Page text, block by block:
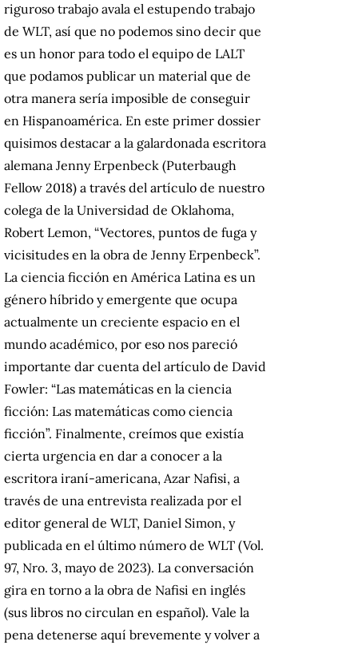
riguroso trabajo avala el estupendo trabajo
de WLT, así que no podemos sino decir que
es un honor para todo el equipo de LALT
que podamos publicar un material que de
otra manera sería imposible de conseguir
en Hispanoamérica. En este primer dossier
quisimos destacar a la galardonada escritora
alemana Jenny Erpenbeck (Puterbaugh
Fellow 2018) a través del artículo de nuestro
colega de la Universidad de Oklahoma,
Robert Lemon, “Vectores, puntos de fuga y
vicisitudes en la obra de Jenny Erpenbeck”.
La ciencia ficción en América Latina es un
género híbrido y emergente que ocupa
actualmente un creciente espacio en el
mundo académico, por eso nos pareció
importante dar cuenta del artículo de David
Fowler: “Las matemáticas en la ciencia
ficción: Las matemáticas como ciencia
ficción”. Finalmente, creímos que existía
cierta urgencia en dar a conocer a la
escritora iraní-americana, Azar Nafisi, a
través de una entrevista realizada por el
editor general de WLT, Daniel Simon, y
publicada en el último número de WLT (Vol.
97, Nro. 3, mayo de 2023). La conversación
gira en torno a la obra de Nafisi en inglés
(sus libros no circulan en español). Vale la
pena detenerse aquí brevemente y volver a